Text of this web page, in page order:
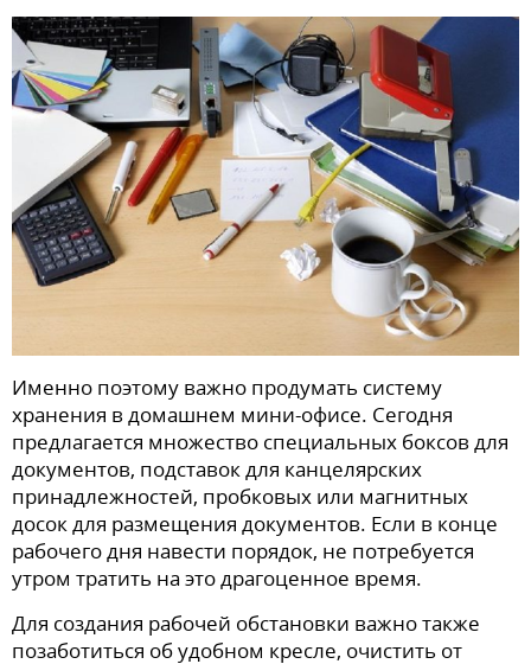
Именно поэтому важно продумать систему
хранения в домашнем мини-офисе. Сегодня
предлагается множество специальных боксов для
документов, подставок для канцелярских
принадлежностей, пробковых или магнитных
досок для размещения документов. Если в конце
рабочего дня навести порядок, не потребуется
утром тратить на это драгоценное время.
Для создания рабочей обстановки важно также
позаботиться об удобном кресле, очистить от